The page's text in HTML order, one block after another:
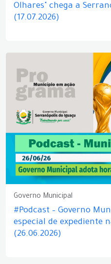
Olhares" chega a
(17.07.2026)
Governo Municipal
#Podcast – Governo
especial de expediente
(26.06.2026)